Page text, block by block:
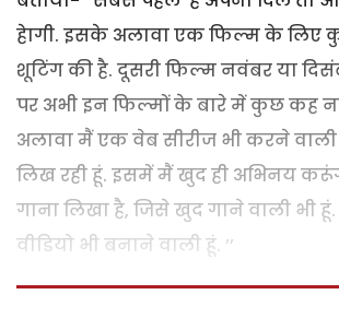
हेागी. इसके अलावा एक फिल्म के लिए
शूटिंग की है. दूसरी फिल्म नवंबर या
पर अभी इन फिल्मों के बारे में कुछ कह
अलावा मैं एक वेब सीरीज भी करने
लिख रही हूं. इसमें मैं खुद ही अभिनय
गाना लिखा है, जिसे खुद गाने वाली भी
वीडियो भी बनाने वाली हूं. ’’